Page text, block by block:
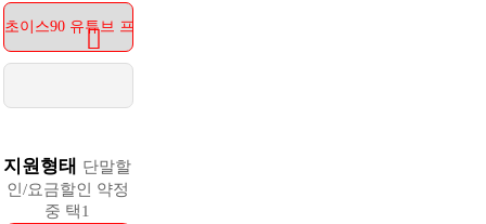
지원형태 단말할
인/요금할인 약정
중 택1